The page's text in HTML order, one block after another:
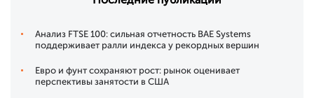
Анализ FTSE 100: сильная отчетность BAE Systems
поддерживает ралли индекса у рекордных вершин
Евро и фунт сохраняют рост: рынок оценивает
перспективы занятости в США